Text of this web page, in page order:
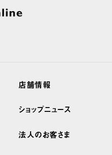
店舗情報
ショップニュース
法人のお客さま